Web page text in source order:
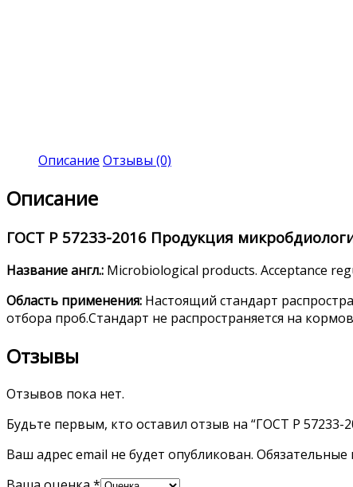
Описание Отзывы (0)
Описание
ГОСТ Р 57233-2016 Продукция
Название англ.: Microbiological products. Acceptance
Область применения: Настоящий стандарт
отбора проб.Стандарт не распространяется на
Отзывы
Отзывов пока нет.
Будьте первым, кто оставил отзыв на “ГОСТ Р 57233-
Ваш адрес email не будет опубликован. Обязательные